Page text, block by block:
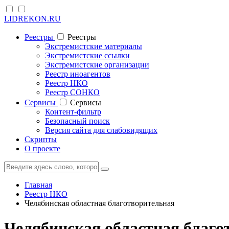
LIDREKON.RU
Реестры
Реестры
Экстремистские материалы
Экстремистские ссылки
Экстремистские организации
Реестр иноагентов
Реестр НКО
Реестр СОНКО
Cервисы
Cервисы
Контент-фильтр
Безопасный поиск
Версия сайта для слабовидящих
Скрипты
О проекте
Главная
Реестр НКО
Челябинская областная благотворительная